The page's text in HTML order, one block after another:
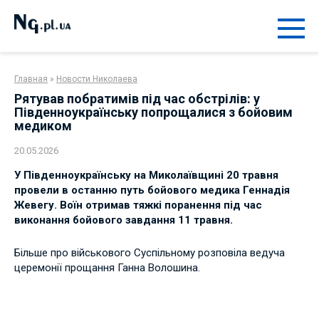
контенту
Главная » Новости Николаева
Рятував побратимів під час обстрілів: у
Південноукраїнську попрощалися з бойовим
медиком
20.05.2026
У Південноукраїнську на Миколаївщині 20 травня
провели в останню путь бойового медика Геннадія
Жевегу. Воїн отримав тяжкі поранення під час
виконання бойового завдання 11 травня.
Більше про військового Суспільному розповіла ведуча
церемонії прощання Ганна Волошина.